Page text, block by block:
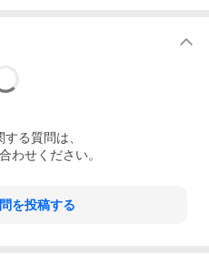
幅34cm / 袖丈41cm / 総丈
多少誤差が生じる場合が御
さいませ。
メーカータグが切られてい
する質問は、
わせください。
を投稿する